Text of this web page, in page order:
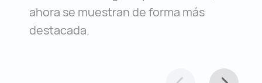
ahora se muestran de forma más
destacada.